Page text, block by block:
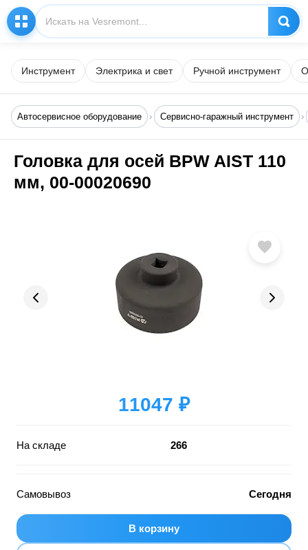
Инструмент Электрика и свет Ручной инструмент
Автосервисное оборудование Сервисно-гаражный инструмент
Головка для осей BPW AIST 110
мм, 00-00020690
11047 ₽
На складе 266
Самовывоз Сегодня
В корзину